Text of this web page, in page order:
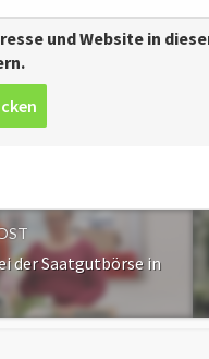
und Website in
der Saatgutbörse in